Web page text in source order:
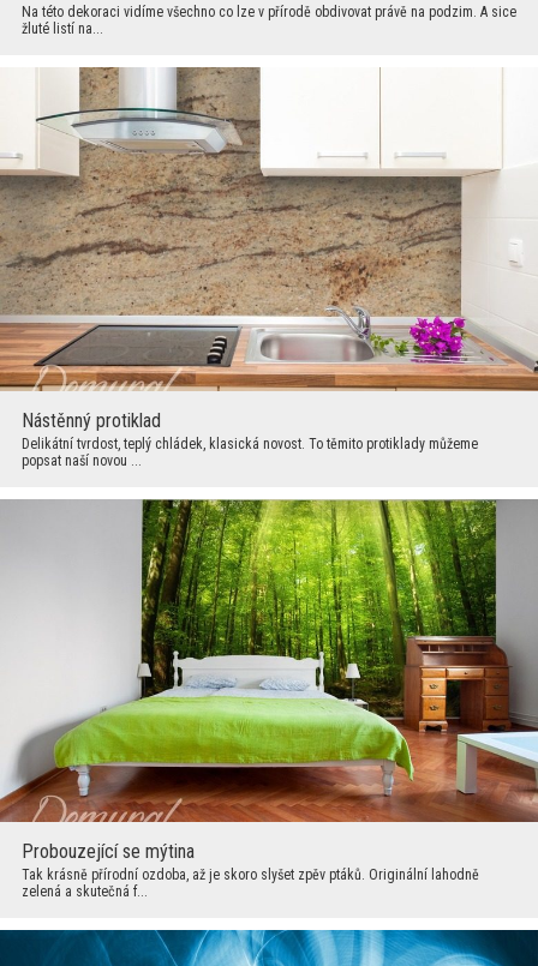
Na této dekoraci vidíme všechno co lze v přírodě obdivovat právě na podzim. A sice
žluté listí na...
Nástěnný protiklad
Delikátní tvrdost, teplý chládek, klasická novost. To těmito protiklady můžeme
popsat naší novou ...
Probouzející se mýtina
Tak krásně přírodní ozdoba, až je skoro slyšet zpěv ptáků. Originální lahodně
zelená a skutečná f...